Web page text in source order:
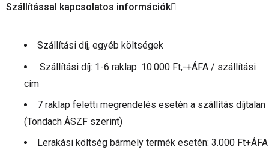
Szállítással kapcsolatos információk
Szállítási díj, egyéb költségek
Szállítási díj: 1-6 raklap: 10.000 Ft,-+ÁFA / szállítási
cím
7 raklap feletti megrendelés esetén a szállítás díjtalan
(Tondach ÁSZF szerint)
Lerakási költség bármely termék esetén: 3.000 Ft+ÁFA